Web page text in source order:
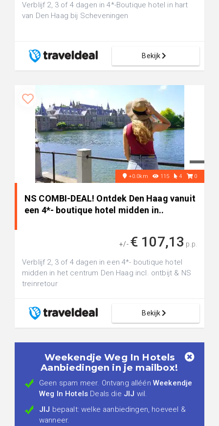
Verblijf 2, 3 of 4 dagen in 4*-Boutique hotel in hart
van Den Haag bij Scheveningen
Bekijk
+0.0km 115 4 0
NS COMBI-DEAL! Ontdek Den Haag vanuit
een 4*- boutique hotel midden in..
+/- € 107,13 p.p.
Verblijf 2, 3 of 4 dagen in een 4*- boutique hotel
midden in het centrum Den Haag incl. ontbijt & NS
treinretour
Bekijk
Weekendje Weg In Hotels
Aanbiedingen in je mailbox!
Geen spam meer. Ontvang alléén Weekendje
Weg In Hotels Deals die JIJ wil.
JIJ bepaalt: welke aanbiedingen, hoeveel &
wanneer.